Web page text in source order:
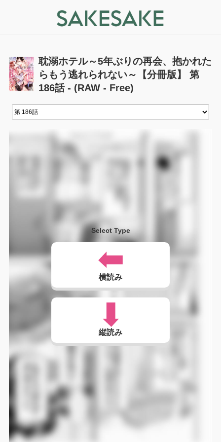
耽溺ホテル～5年ぶりの再会、抱かれた
らもう逃れられない～【分冊版】 第
186話 - (RAW - Free)
Select Type
横読み
縦読み